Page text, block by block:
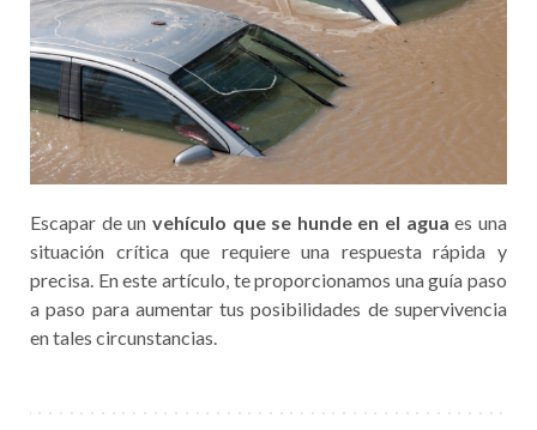
Escapar de un vehículo que se hunde en el agua es una
situación crítica que requiere una respuesta rápida y
precisa. En este artículo, te proporcionamos una guía paso
a paso para aumentar tus posibilidades de supervivencia
en tales circunstancias.